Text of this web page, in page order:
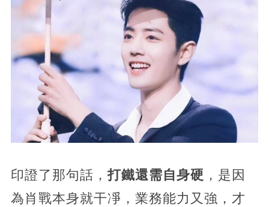
印證了那句話，打鐵還需自身硬 ，是因
為肖戰本身就干凈，業務能力又強，才